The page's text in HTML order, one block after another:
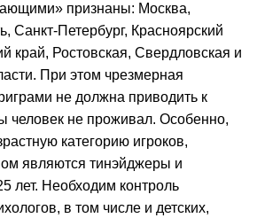
признаны: Москва,
Санкт-Петербург, Красноярский
край, Ростовская, Свердловская и
При этом чрезмерная
не должна приводить к
человек не проживал. Особенно,
категорию игроков,
являются тинэйджеры и
лет. Необходим контроль
в том числе и детских,